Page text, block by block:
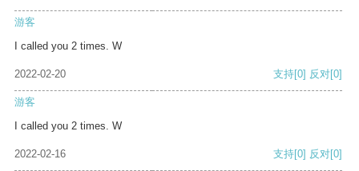
游客
I called you 2 times. W
2022-02-20 支持[0] 反对[0]
游客
I called you 2 times. W
2022-02-16 支持[0] 反对[0]